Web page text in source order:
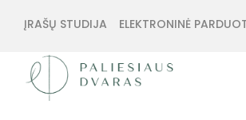
ĮRAŠŲ STUDIJA ELEKTRONINĖ